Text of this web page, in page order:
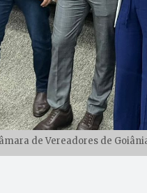
de Vereadores de